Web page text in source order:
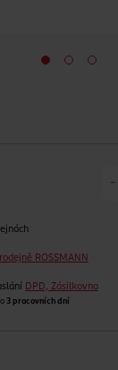
-
ROSSMANN
DPD, Zásilkovna
3 pracovních dní